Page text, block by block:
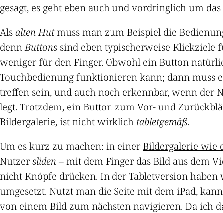
gesagt, es geht eben auch und vordringlich um
Alsalten Hutmuss man zum Beispiel die
dennButtons sind eben typischerweise Klickziele
weniger für den Finger. Obwohl ein Button
Touchbedienung funktionieren kann; dann muss
treffen sein, und auch noch erkennbar, wenn der
legt. Trotzdem, ein Button zum Vor- und
Bildergalerie, ist nicht wirklich tabletgemäß.
Um es kurz zu machen: in einerBildergalerie wie
Nutzersliden– mit dem Finger das Bild aus dem
nicht Knöpfe drücken. In der Tabletversion haben
umgesetzt. Nutzt man die Seite mit dem iPad,
von einem Bild zum nächsten navigieren. Da ich